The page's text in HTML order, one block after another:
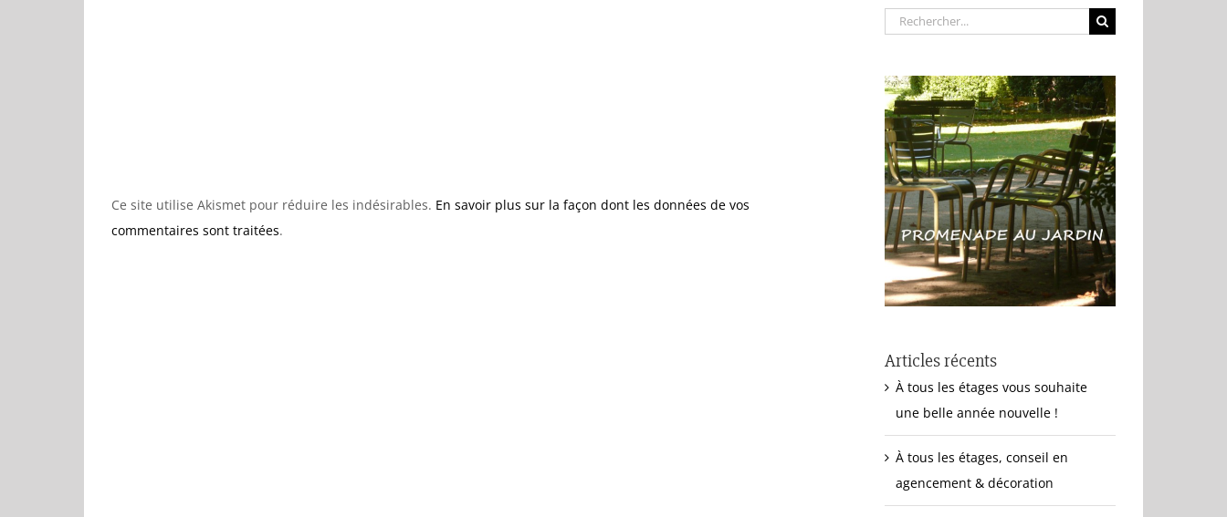
Ce site utilise Akismet pour réduire les indésirables. En savoir plus sur la façon dont les données de vos
commentaires sont traitées.
Rechercher:
Articles récents
À tous les étages vous souhaite
une belle année nouvelle !
À tous les étages, conseil en
agencement & décoration